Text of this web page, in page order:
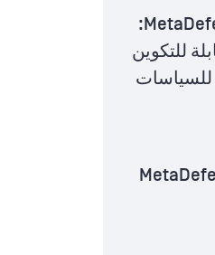
إصدار MetaDefender™ Drive .4.7:
للتكوين
للسياسات